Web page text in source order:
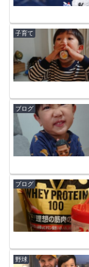
子育て
ブログ
ブログ
野球